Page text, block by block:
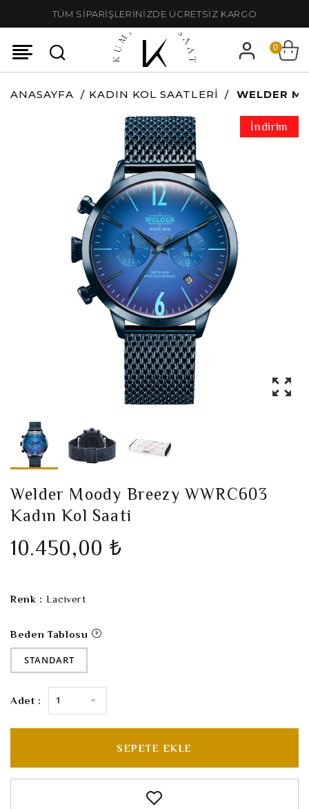
TÜM SİPARİŞLERİNİZDE ÜCRETSİZ KARGO
0
ANASAYFA KADIN KOL SAATLERI WELDER
İndirim
Welder Moody Breezy WWRC603
Kadın Kol Saati
10.450,00 ₺
Renk : Lacivert
Beden Tablosu
STANDART
Adet : 1
SEPETE EKLE